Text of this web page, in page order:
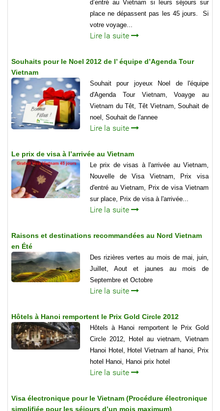
d’entré au Vietnam si leurs séjours sur
place ne dépassent pas les 45 jours. Si
votre voyage...
Lire la suite
Souhaits pour le Noel 2012 de l’ équipe d’Agenda Tour
Vietnam
Souhait pour joyeux Noel de l'équipe
d'Agenda Tour Vietnam, Voayge au
Vietnam du Têt, Têt Vietnam, Souhait de
noel, Souhait de l'annee
Lire la suite
Le prix de visa à l’arrivée au Vietnam
Le prix de visas à l'arrivée au Vietnam,
Nouvelle de Visa Vietnam, Prix visa
d'entré au Vietnam, Prix de visa Vietnam
sur place, Prix de visa à l'arrivée...
Lire la suite
Raisons et destinations recommandées au Nord Vietnam
en Été
Des rizières vertes au mois de mai, juin,
Juillet, Aout et jaunes au mois de
Septembre et Octobre
Lire la suite
Hôtels à Hanoi remportent le Prix Gold Circle 2012
Hôtels à Hanoi remportent le Prix Gold
Circle 2012, Hotel au vietnam, Vietnam
Hanoi Hotel, Hotel Vietnam af hanoi, Prix
hotel Hanoi, Hanoi prix hotel
Lire la suite
Visa électronique pour le Vietnam (Procédure électronique
simplifiée pour les séjours d’un mois maximum)